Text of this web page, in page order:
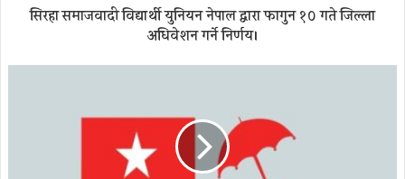
सिरहा समाजवादी विद्यार्थी युनियन नेपाल द्वारा फागुन १० गते जिल्ला
अधिवेशन गर्ने निर्णय।